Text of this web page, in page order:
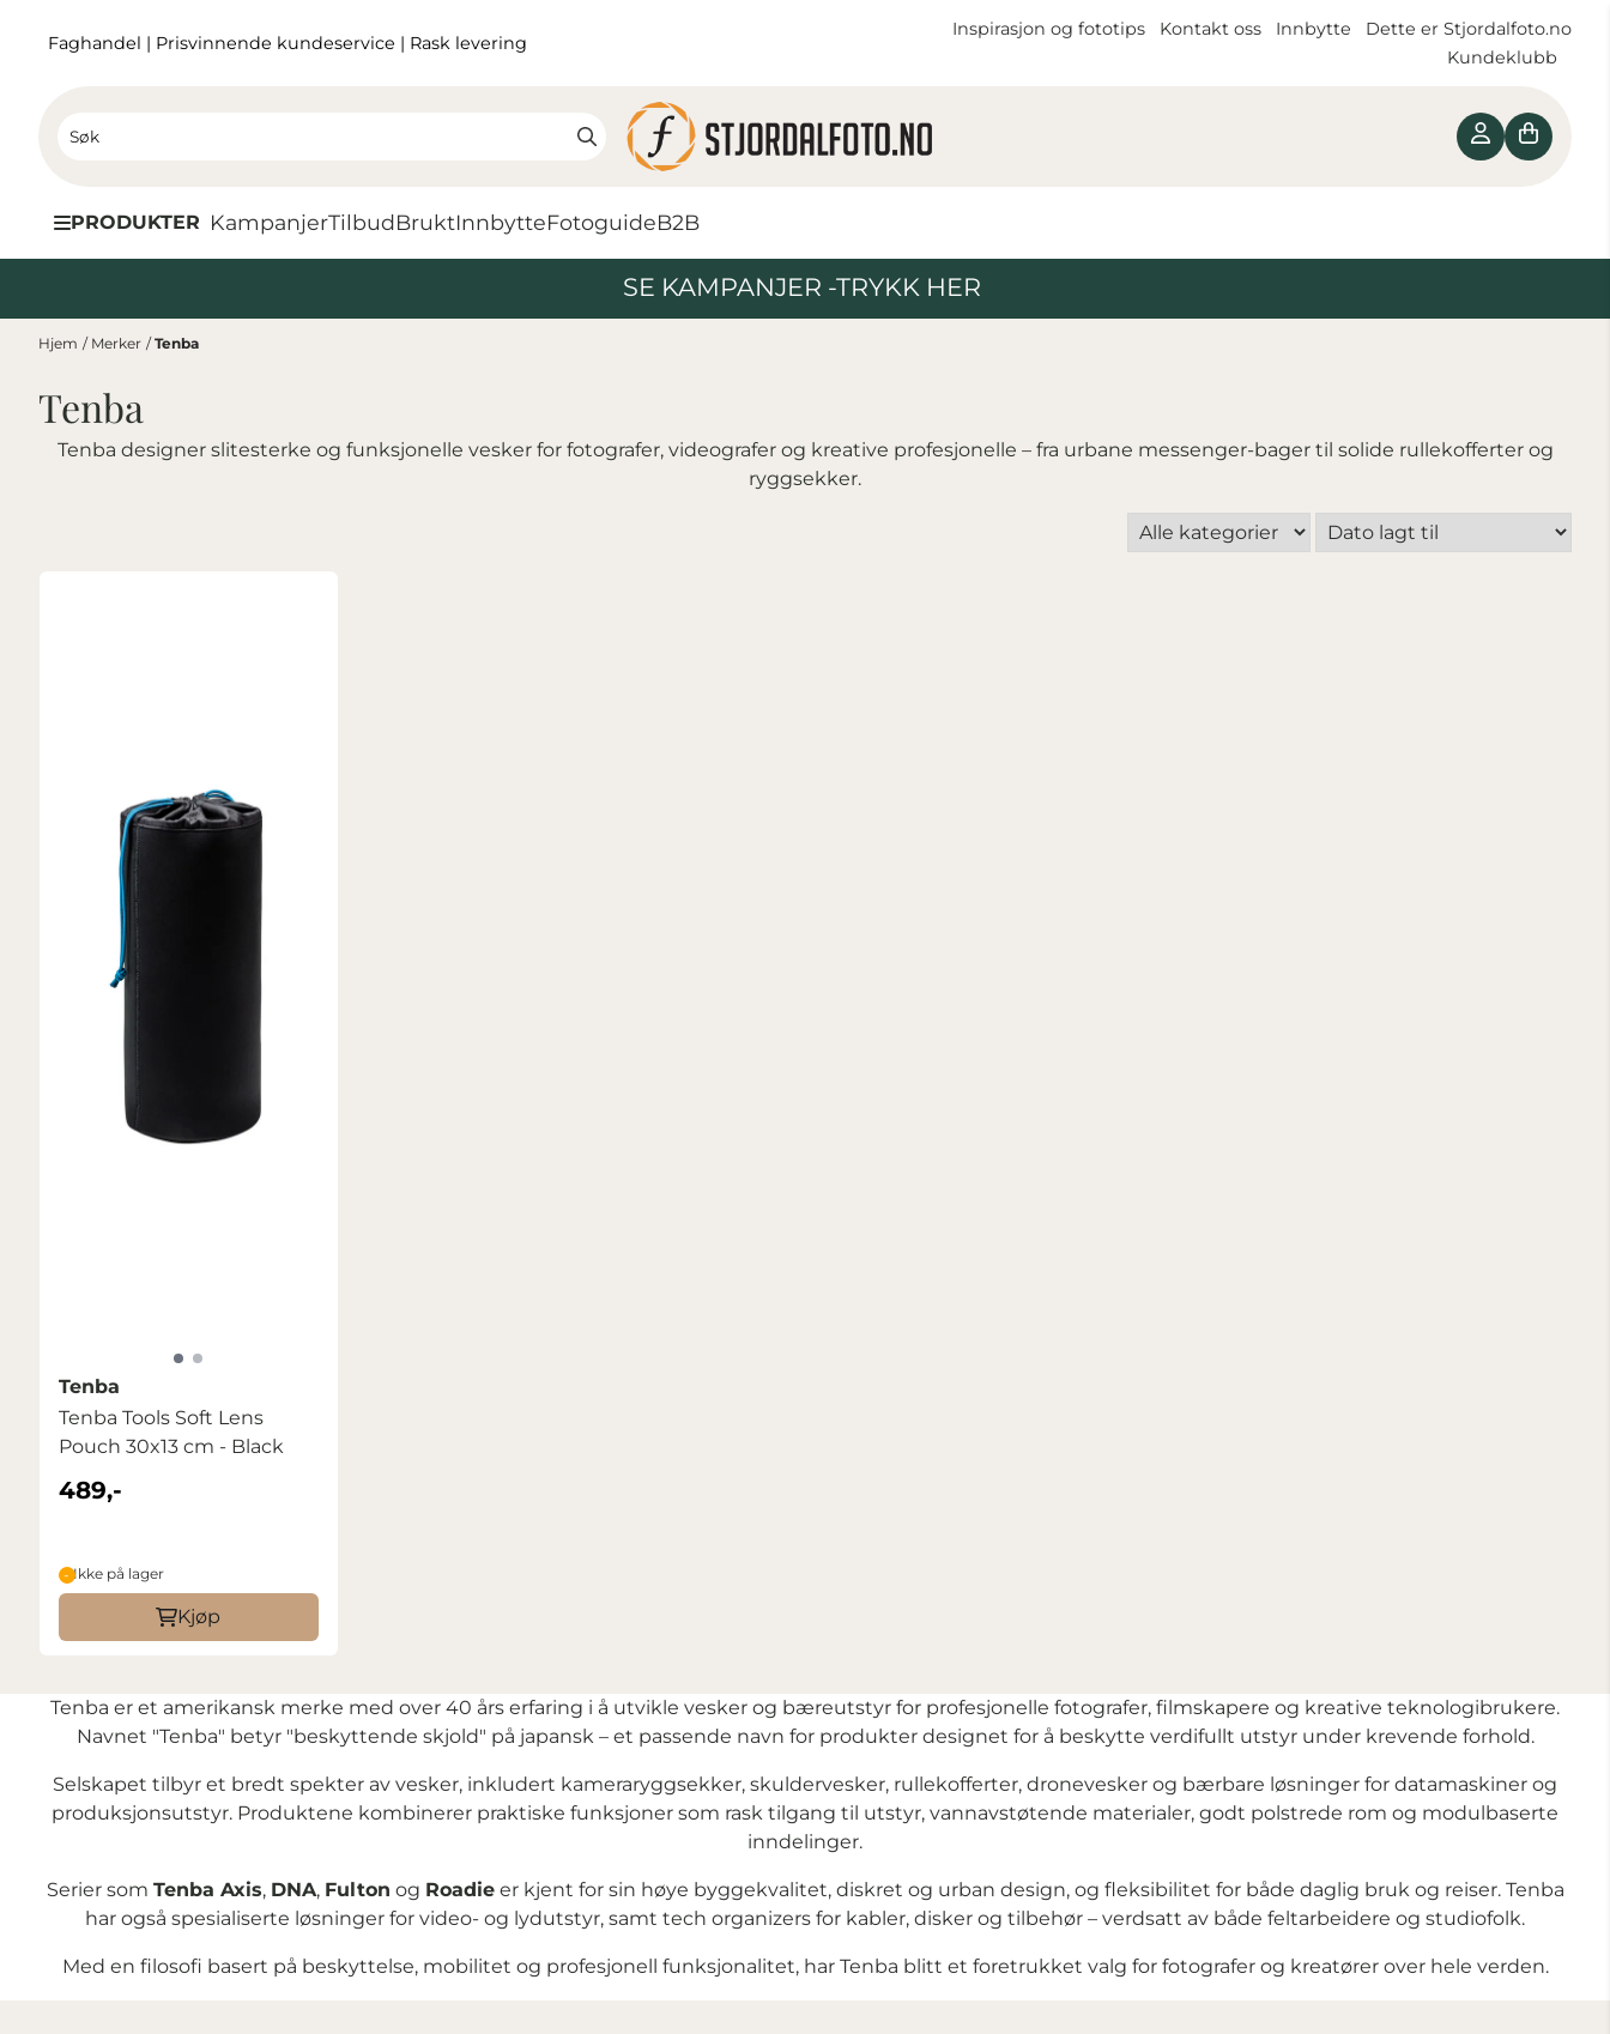
Faghandel | Prisvinnende kundeservice | Rask levering
Inspirasjon og fototips Kontakt oss Innbytte
Dette er Stjordalfoto.no
Kundeklubb
PRODUKTER KampanjerTilbudBruktInnbytteFotoguideB2B
SE KAMPANJER -TRYKK HER
Hjem / Merker /Tenba
Tenba
Tenba designer slitesterke og funksjonelle vesker for fotografer, videografer og kreative profesjonelle – fra urbane messenger-bager til solide rullekofferter og
ryggsekker.
Tenba
Tenba Tools Soft Lens
Pouch 30x13 cm - Black
489,-
Ikke på lager
Kjøp
Tenba er et amerikansk merke med over 40 års erfaring i å utvikle vesker og bæreutstyr for profesjonelle fotografer, filmskapere og kreative teknologibrukere.
Navnet "Tenba" betyr "beskyttende skjold" på japansk – et passende navn for produkter designet for å beskytte verdifullt utstyr under krevende forhold.
Selskapet tilbyr et bredt spekter av vesker, inkludert kameraryggsekker, skuldervesker, rullekofferter, dronevesker og bærbare løsninger for datamaskiner og
produksjonsutstyr. Produktene kombinerer praktiske funksjoner som rask tilgang til utstyr, vannavstøtende materialer, godt polstrede rom og modulbaserte
inndelinger.
Serier som Tenba Axis, DNA, Fulton og Roadieer kjent for sin høye byggekvalitet, diskret og urban design, og fleksibilitet for både daglig bruk og reiser. Tenba
har også spesialiserte løsninger for video- og lydutstyr, samt tech organizers for kabler, disker og tilbehør – verdsatt av både feltarbeidere og studiofolk.
Med en filosofi basert på beskyttelse, mobilitet og profesjonell funksjonalitet, har Tenba blitt et foretrukket valg for fotografer og kreatører over hele verden.